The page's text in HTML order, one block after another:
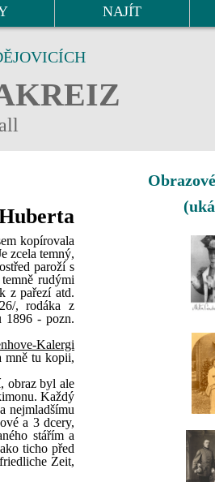
NAJÍT
kopírovala
zcela temný,
paroží s
rudými
z pařezí atd.
, rodáka z
1896 - pozn.
Kalergi
mně tu kopii,
obraz byl ale
Každý
nejmladšímu
a 3 dcery,
stářím a
ticho před
Zeit,